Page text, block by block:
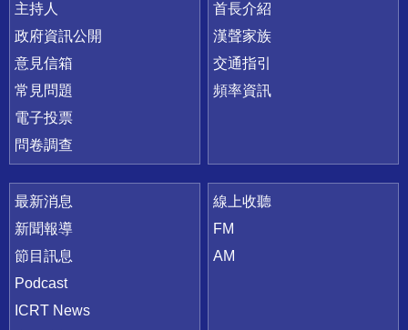
主持人
政府資訊公開
意見信箱
常見問題
電子投票
問卷調查
首長介紹
漢聲家族
交通指引
頻率資訊
最新消息
新聞報導
節目訊息
Podcast
ICRT News
線上收聽
FM
AM